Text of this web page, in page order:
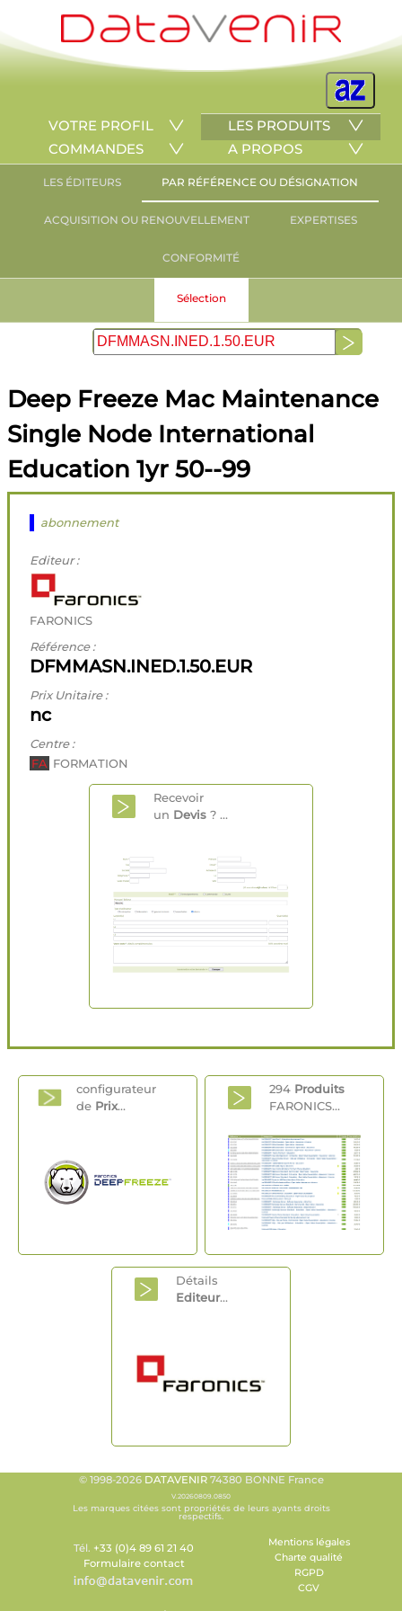
VOTRE PROFIL
LES PRODUITS
COMMANDES
A PROPOS
LES ÉDITEURS PAR RÉFÉRENCE OU DÉSIGNATION
ACQUISITION OU RENOUVELLEMENT EXPERTISES
CONFORMITÉ
Sélection
Deep Freeze Mac Maintenance
Single Node International
Education 1yr 50--99
abonnement
Editeur :
FARONICS
Référence :
DFMMASN.INED.1.50.EUR
Prix Unitaire :
nc
Centre :
FA FORMATION
Recevoir
un Devis ? ...
configurateur
de Prix...
294 Produits
FARONICS...
Détails
Editeur...
© 1998-2026 DATAVENIR74380 BONNE France
V.20260809.0850
Les marques citées sont propriétés de leurs ayants droits
respectifs.
Tél. +33 (0)4 89 61 21 40
Formulaire contact
Mentions légales
Charte qualité
RGPD
CGV